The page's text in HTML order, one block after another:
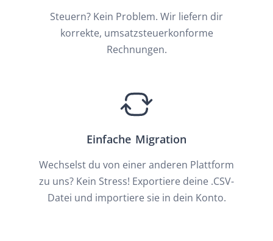
Steuern? Kein Problem. Wir liefern dir
korrekte, umsatzsteuerkonforme
Rechnungen.
Einfache Migration
Wechselst du von einer anderen Plattform
zu uns? Kein Stress! Exportiere deine .CSV-
Datei und importiere sie in dein Konto.